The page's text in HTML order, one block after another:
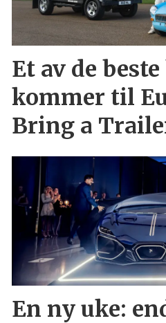
Et av de
kommer til
Bring a
En ny uke: